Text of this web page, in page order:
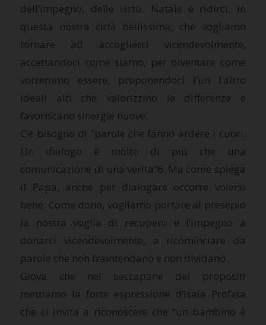
dell’impegno, delle virtù. Natale è ridirci, in
questa nostra città bellissima, che vogliamo
tornare ad accoglierci vicendevolmente,
accettandoci come siamo, per diventare come
vorremmo essere, proponendoci l’un l’altro
ideali alti che valorizzino le differenze e
favoriscano sinergie nuove.
C’è bisogno di “parole che fanno ardere i cuori.
Un dialogo è molto di più che una
comunicazione di una verità”6. Ma come spiega
il Papa, anche per dialogare occorre volersi
bene. Come dono, vogliamo portare al presepio
la nostra voglia di recupero e l’impegno a
donarci vicendevolmente, a ricominciare da
parole che non fraintendano e non dividano.
Giova che nel saccapane dei propositi
mettiamo la forte espressione d’Isaia Profeta
che ci invita a riconoscere che “un bambino è